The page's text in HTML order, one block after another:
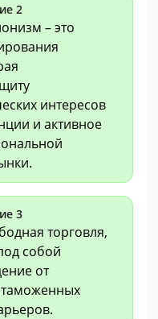
2
– это
интересов
и активное
3
торговля,
собой
от